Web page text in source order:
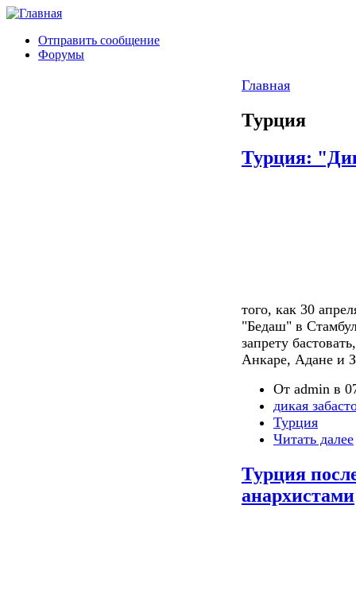
Отправить сообщение
Форумы
Главная
Турция
Турция:
того, как 30
"Бедаш" в
запрету
Анкаре, Адане и
От admin в
дикая
Турция
Читать далее
Турция
анархистами